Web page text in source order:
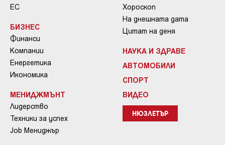
ЕС
БИЗНЕС
Финанси
Компании
Енергетика
Икономика
МЕНИДЖМЪНТ
Лидерство
Техники за успех
Job Мениджър
Хороскоп
На днешната дата
Цитат на деня
НАУКА И ЗДРАВЕ
АВТОМОБИЛИ
СПОРТ
ВИДЕО
НЮЗЛЕТЪР